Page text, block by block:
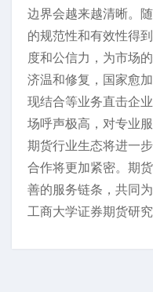
边界会越来越清晰。
的规范性和有效性得
度和公信力，为市场
济温和修复，国家愈
现结合等业务直击企
场呼声极高，对专业
期货行业生态将进一
合作将更加紧密。期
善的服务链条，共同
工商大学证券期货研